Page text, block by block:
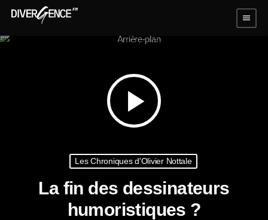
menu
play_arrow
Les Chroniques d'Olivier Nottale
La fin des dessinateurs
humoristiques ?